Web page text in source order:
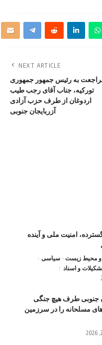
NEXT ARTICLE
به رئیس جمهور جمهوری
تورکیه، جناب آقای رجب طیب
اردوغان از طرف حزب آزادی
آزربایجان جنوبی
امنیت ملی و آینده
محیط زیست
سیاسی
و اسناد
جنوبی طرف هیچ جنگی
مسلحانه را در سرزمین